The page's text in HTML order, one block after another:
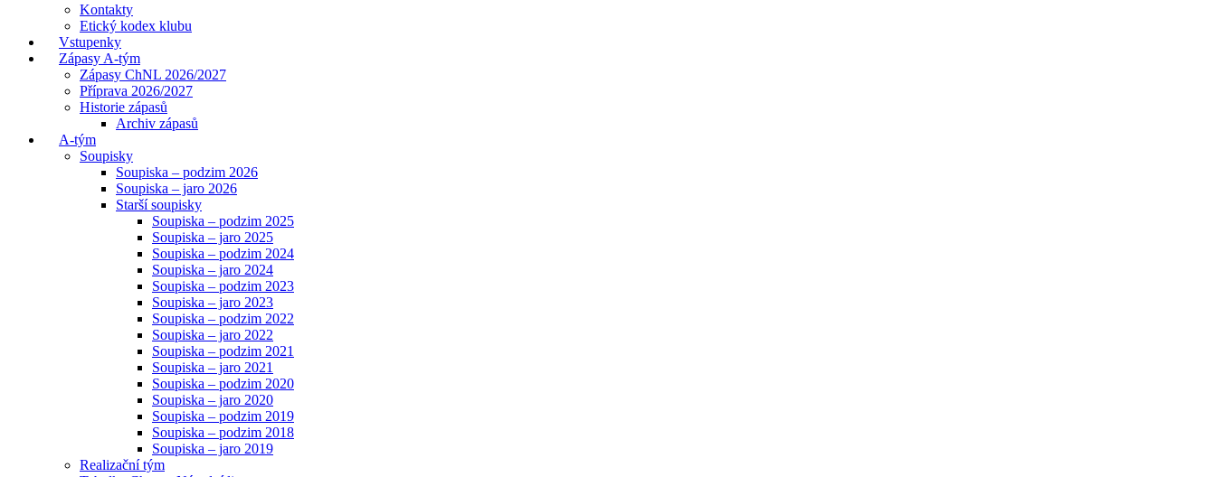
Kontakty
Etický kodex klubu
Vstupenky
Zápasy A-tým
Zápasy ChNL 2026/2027
Příprava 2026/2027
Historie zápasů
Archiv zápasů
A-tým
Soupisky
Soupiska – podzim 2026
Soupiska – jaro 2026
Starší soupisky
Soupiska – podzim 2025
Soupiska – jaro 2025
Soupiska – podzim 2024
Soupiska – jaro 2024
Soupiska – podzim 2023
Soupiska – jaro 2023
Soupiska – podzim 2022
Soupiska – jaro 2022
Soupiska – podzim 2021
Soupiska – jaro 2021
Soupiska – podzim 2020
Soupiska – jaro 2020
Soupiska – podzim 2019
Soupiska – podzim 2018
Soupiska – jaro 2019
Realizační tým